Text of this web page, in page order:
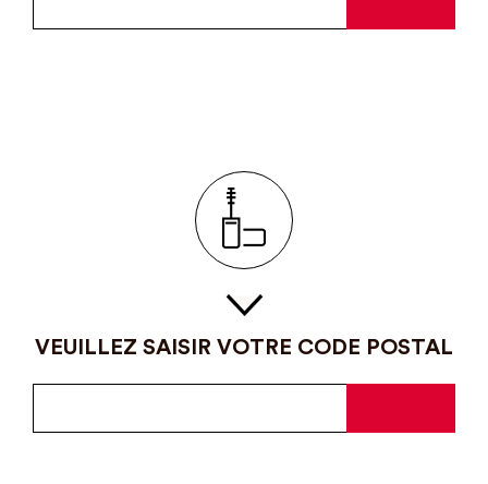
VEUILLEZ SAISIR VOTRE CODE POSTAL